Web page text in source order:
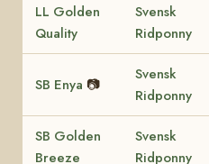
LL Golden
Quality
Svensk
Ridponny
SB Enya 📷
Svensk
Ridponny
SB Golden
Breeze
Svensk
Ridponny